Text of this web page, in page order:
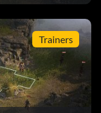
Trainers